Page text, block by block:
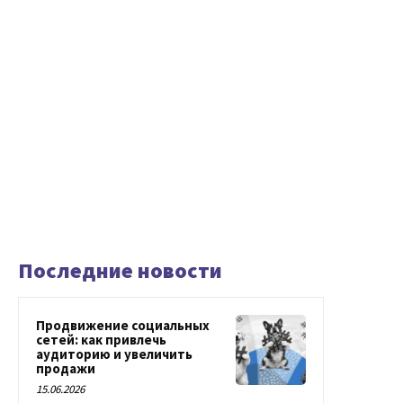
Последние новости
Продвижение социальных
сетей: как привлечь
аудиторию и увеличить
продажи
15.06.2026